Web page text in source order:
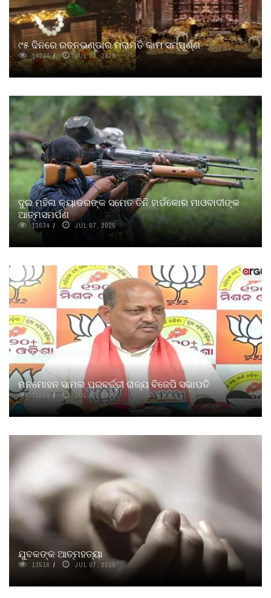
୯୫ ଦିନରେ ରତ୍ନଭଣ୍ଡାର ମରାମତି କାମ ସମ୍ପୂର୍ଣ୍ଣ
14244 JUL 07, 2025
ଦୁଇ ମହିଳା କ୍ୟାଡରଙ୍କ ସମେତ ତିନି ହାର୍ଡକୋର ମାଓବାଦୀଙ୍କ
ଆତ୍ମସମର୍ପଣ
13634 JUL 07, 2025
ମନମୋହନ ସାମଲ ପରବର୍ତ୍ତୀ ରାଜ୍ୟ ବିଜେପି ସଭାପତି
15034 JUL 07, 2025
ଯୁବକଙ୍କ ଆତ୍ମହତ୍ୟା
13516 JUL 07, 2025